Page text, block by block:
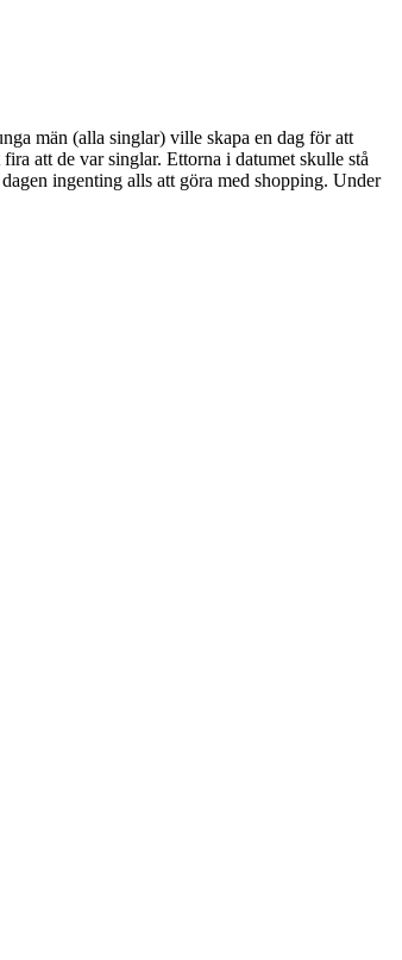
män (alla singlar) ville skapa en dag för att
att de var singlar. Ettorna i datumet skulle stå
ingenting alls att göra med shopping. Under